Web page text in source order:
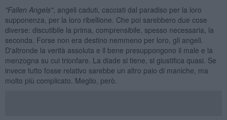
"Fallen Angels", angeli caduti, cacciati dal paradiso per la loro
supponenza, per la loro ribellione. Che poi sarebbero due cose
diverse: discutibile la prima, comprensibile, spesso necessaria, la
seconda. Forse non era destino nemmeno per loro, gli angeli.
D'altronde la verità assoluta e il bene presuppongono il male e la
menzogna su cui trionfare. La diade si tiene, si giustifica quasi. Se
invece tutto fosse relativo sarebbe un altro paio di maniche, ma
molto più complicato. Meglio, però.